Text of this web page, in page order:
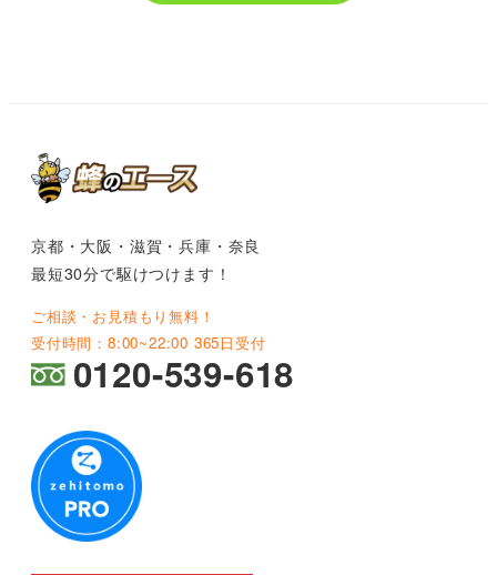
京都・大阪・滋賀・兵庫・奈良
最短30分で駆けつけます！
ご相談・お見積もり無料！
受付時間：8:00~22:00 365日受付
0120-539-618